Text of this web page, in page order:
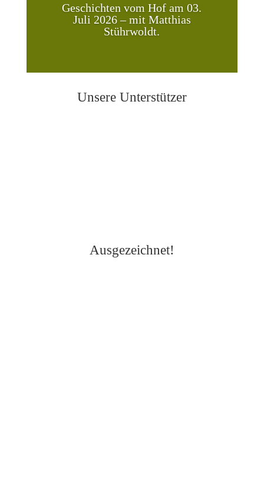
Geschichten vom Hof am 03.
Juli 2026 – mit Matthias
Stührwoldt.
Unsere Unterstützer
Ausgezeichnet!